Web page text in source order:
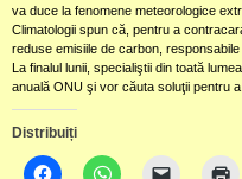
va duce la fenomene meteorologice
Climatologii spun că, pentru a
reduse emisiile de carbon,
La finalul lunii, specialiştii din toată
anuală ONU şi vor căuta soluţii pentru
Distribuiți